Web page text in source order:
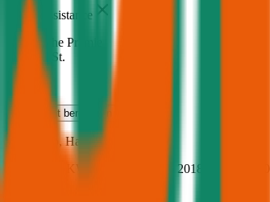
Assistance
Monatliche Prämie
inkl. mVSt.
€ 20,02
Haftpflichtberechnen
Fiat
Punto, Haftpflicht
66.6 PS/49 KW, benzin, Baujahr 2018,